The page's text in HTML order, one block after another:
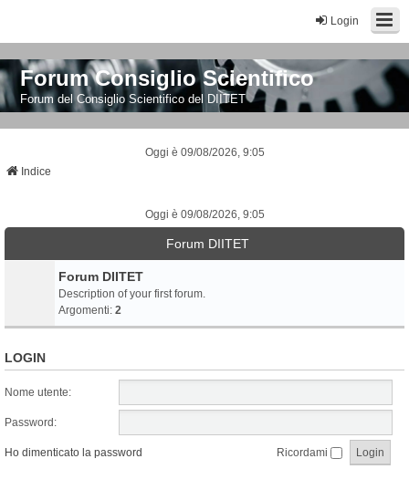
Login
Forum Consiglio Scientifico
Forum del Consiglio Scientifico del DIITET
Oggi è 09/08/2026, 9:05
Indice
Oggi è 09/08/2026, 9:05
Forum DIITET
Forum DIITET
Description of your first forum.
Argomenti: 2
LOGIN
Nome utente:
Password:
Ho dimenticato la password Ricordami